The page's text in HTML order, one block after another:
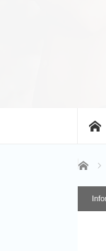
ホーム